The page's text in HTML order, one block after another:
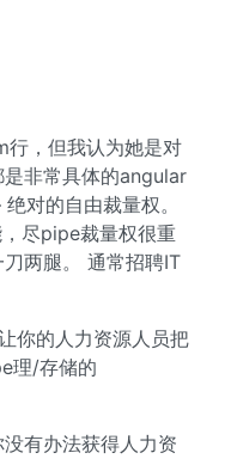
行，但我认为她是对
非常具体的angular
对的自由裁量权。
尽pipe裁量权很重
两腿。 通常招聘IT
你的人力资源人员把
理/存储的
有办法获得人力资